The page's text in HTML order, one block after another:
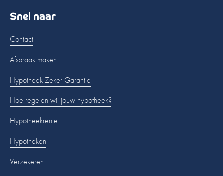
Snel naar
Contact
Afspraak maken
Hypotheek Zeker Garantie
Hoe regelen wij jouw hypotheek?
Hypotheekrente
Hypotheken
Verzekeren